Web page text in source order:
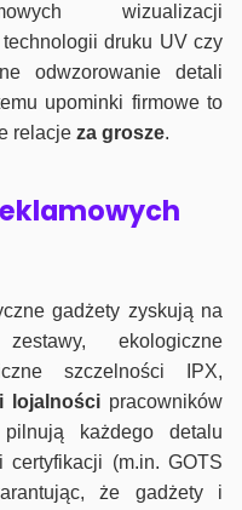
wizualizacji
druku UV czy
odwzorowanie detali
upominki firmowe to
relacje za grosze.
gadżety zyskują na
ekologiczne
szczelności IPX,
lojalnościpracowników
każdego detalu
(m.in. GOTS
że gadżety i